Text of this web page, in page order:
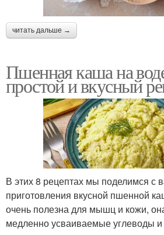
читать дальше →
Пшенная каша на
простой и вкусный
В этих 8 рецептах мы поделимся с
приготовления вкусной пшенной
очень полезна для мышц и кожи,
медленно усваиваемые углеводы